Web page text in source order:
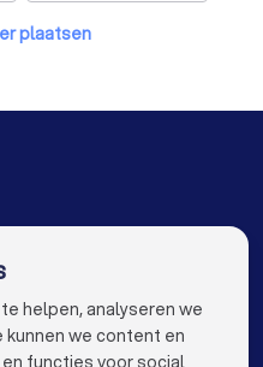
Makelaars in Amsterdam
in Nijmegen
Makelaars in Amersfoort
plaatsen
helpen, analyseren we
we content en
functies voor social